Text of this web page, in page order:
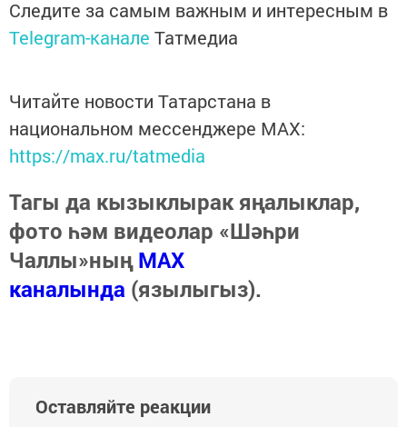
Следите за самым важным и интересным в
Telegram-канале Татмедиа
Читайте новости Татарстана в
национальном мессенджере MАХ:
https://max.ru/tatmedia
Тагы да кызыклырак яңалыклар,
фото һәм видеолар «Шәһри
Чаллы»ныңMAX
каналында (язылыгыз).
Оставляйте реакции